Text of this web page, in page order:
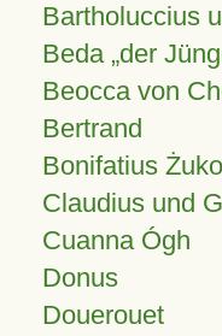
Bartholuccius
Beda „der
Beocca von
Bertrand
Bonifatius
Claudius und
Cuanna Ógh
Donus
Douerouet